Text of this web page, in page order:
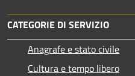
CATEGORIE DI SERVIZIO
Anagrafe e stato civile
Cultura e tempo libero